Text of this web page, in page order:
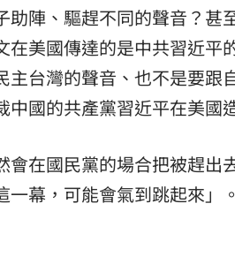
陣、驅趕不同的聲音？甚
美國傳達的是中共習近平
台灣的聲音、也不是要跟
國的共產黨習近平在美國
在國民黨的場合把被趕出
幕，可能會氣到跳起來」。